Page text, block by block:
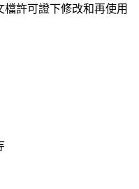
檔許可證下修改和再使用